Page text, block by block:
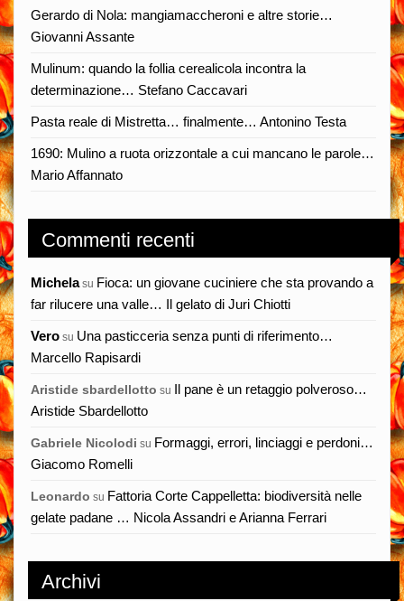
Gerardo di Nola: mangiamaccheroni e altre storie…
Giovanni Assante
Mulinum: quando la follia cerealicola incontra la
determinazione… Stefano Caccavari
Pasta reale di Mistretta… finalmente… Antonino Testa
1690: Mulino a ruota orizzontale a cui mancano le parole…
Mario Affannato
Commenti recenti
Michelasu Fioca: un giovane cuciniere che sta provando a
far rilucere una valle… Il gelato di Juri Chiotti
Vero su Una pasticceria senza punti di riferimento…
Marcello Rapisardi
Aristide sbardellotto su Il pane è un retaggio polveroso…
Aristide Sbardellotto
Gabriele Nicolodi su Formaggi, errori, linciaggi e perdoni…
Giacomo Romelli
Leonardo su Fattoria Corte Cappelletta: biodiversità nelle
gelate padane … Nicola Assandri e Arianna Ferrari
Archivi